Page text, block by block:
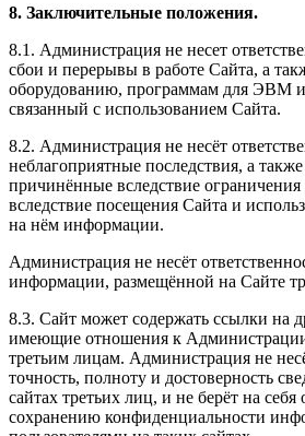
8. Заключительные положения.
8.1. Администрация не несет
сбои и перерывы в работе Сайта, а
оборудованию, программам для ЭВМ
связанный с использованием Сайта.
8.2. Администрация не несёт
неблагоприятные последствия, а
причинённые вследствие
вследствие посещения Сайта и
на нём информации.
Администрация не несёт
информации, размещённой на Сайте
8.3. Сайт может содержать ссылки на
имеющие отношения к
третьим лицам. Администрация не
точность, полноту и достоверность
сайтах третьих лиц, и не берёт на себя
сохранению конфиденциальности